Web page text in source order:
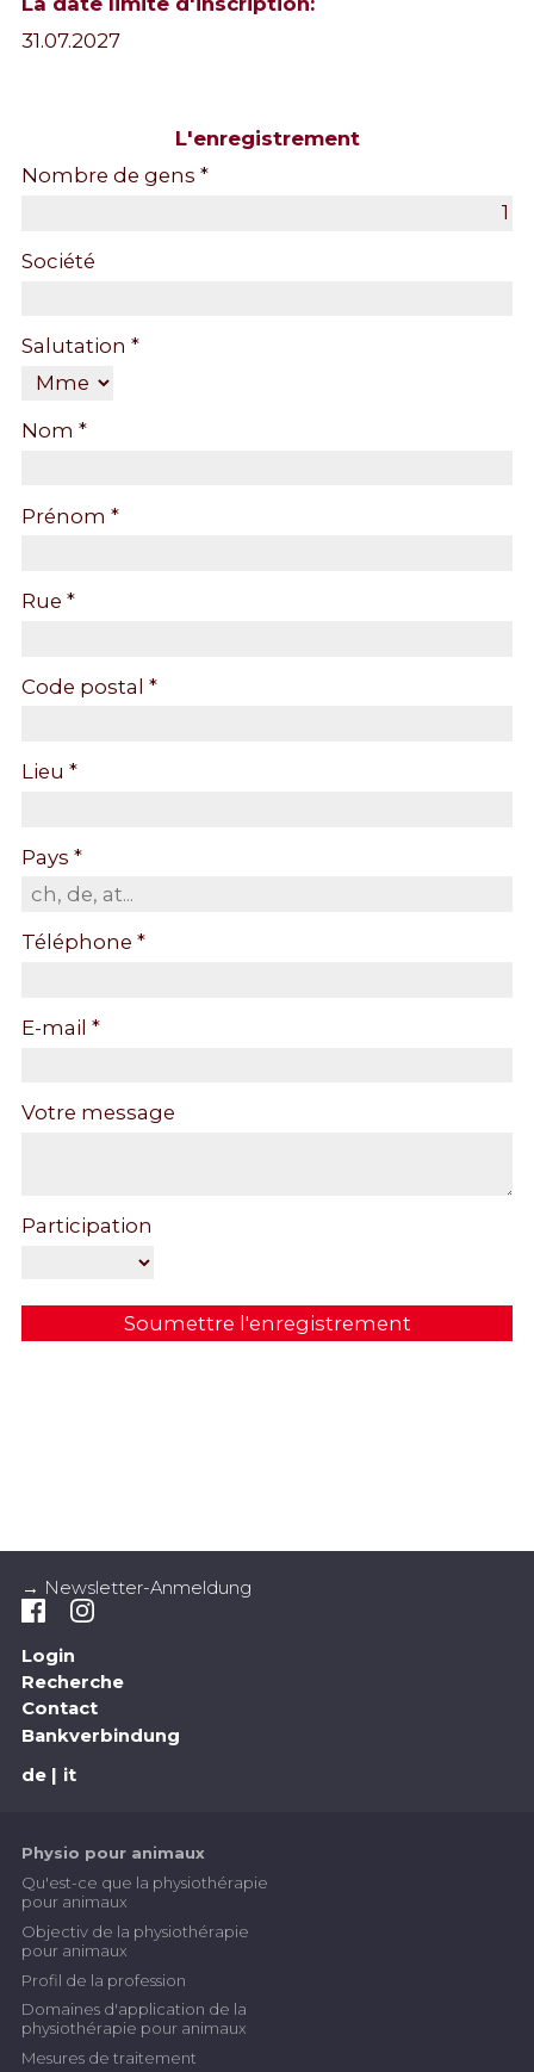
31.07.2027
L'enregistrement
Nombre de gens *
Société
Salutation *
Nom *
Prénom *
Rue *
Code postal *
Lieu *
Pays *
Téléphone *
E-mail *
Votre message
Participation
Soumettre l'enregistrement
→ Newsletter-Anmeldung
Login
Recherche
Contact
Bankverbindung
de
it
Physio pour animaux
Qu'est-ce que la physiothérapie
pour animaux
Objectiv de la physiothérapie
pour animaux
Profil de la profession
Domaines d'application de la
physiothérapie pour animaux
Mesures de traitement